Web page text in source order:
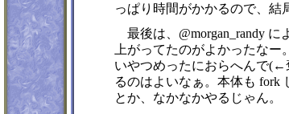
っぱり時間がかかるので、結
最後は、@morgan_randy に
上がってたのがよかったな
いやつめったにおらへんで(←
るのはよいなぁ。本体も fork
とか、なかなかやるじゃん。